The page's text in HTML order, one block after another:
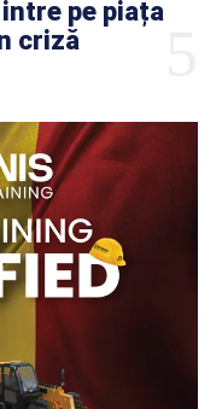
pe piața
criză